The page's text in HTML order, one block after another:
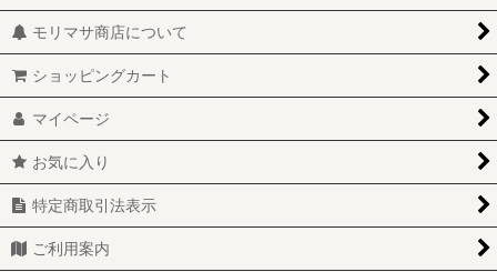
モリマサ商店について
ショッピングカート
マイページ
お気に入り
特定商取引法表示
ご利用案内